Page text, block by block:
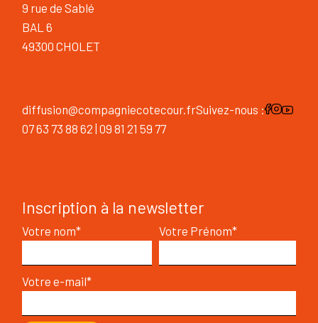
9 rue de Sablé
BAL 6
49300 CHOLET
diffusion@compagniecotecour.fr
07 63 73 88 62 | 09 81 21 59 77
Suivez-nous :
Inscription à la newsletter
Votre nom* Votre Prénom*
Votre e-mail*